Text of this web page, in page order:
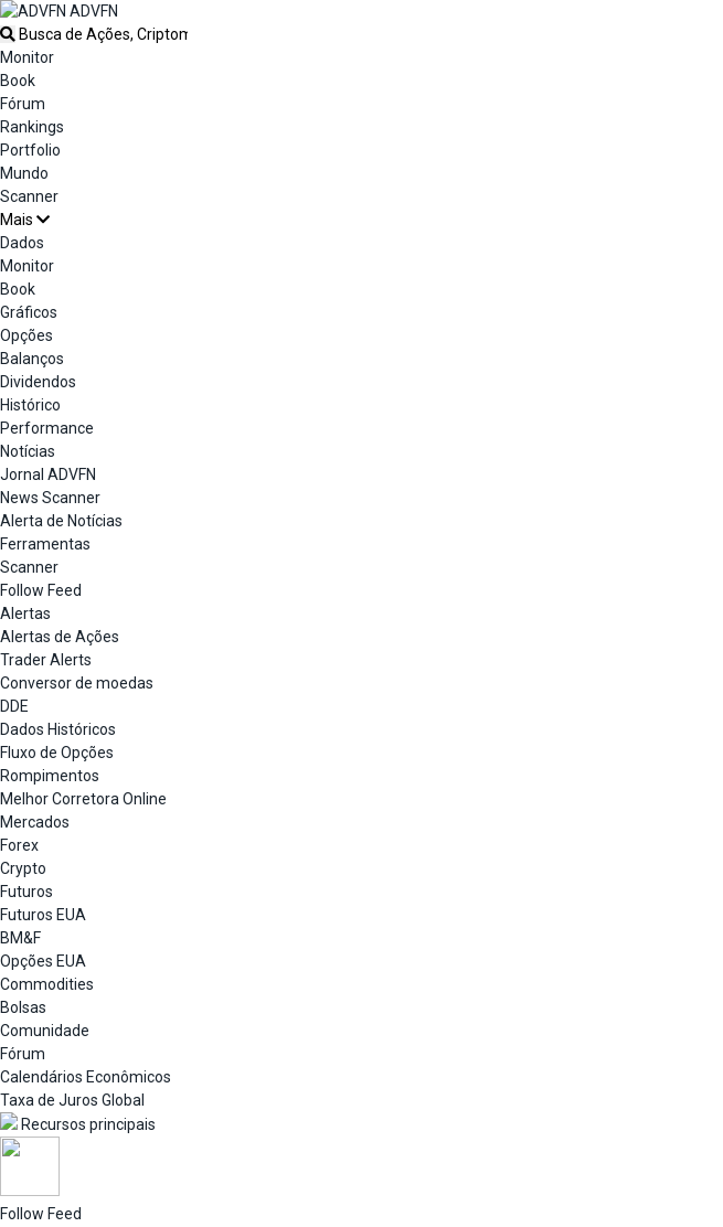
ADVFN
Monitor
Book
Fórum
Rankings
Portfolio
Mundo
Scanner
Mais
Dados
Monitor
Book
Gráficos
Opções
Balanços
Dividendos
Histórico
Performance
Notícias
Jornal ADVFN
News Scanner
Alerta de Notícias
Ferramentas
Scanner
Follow Feed
Alertas
Alertas de Ações
Trader Alerts
Conversor de moedas
DDE
Dados Históricos
Fluxo de Opções
Rompimentos
Melhor Corretora Online
Mercados
Forex
Crypto
Futuros
Futuros EUA
BM&F
Opções EUA
Commodities
Bolsas
Comunidade
Fórum
Calendários Econômicos
Taxa de Juros Global
Recursos principais
Follow Feed